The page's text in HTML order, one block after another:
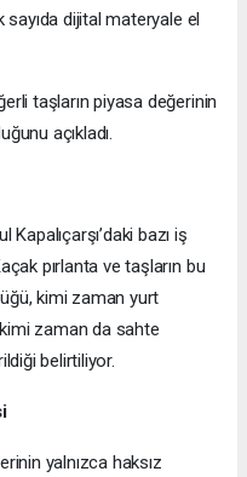
dijital materyale el
taşların piyasa değerinin
açıkladı.
bazı iş
pırlanta ve taşların bu
kimi zaman yurt
zaman da sahte
belirtiliyor.
yalnızca haksız